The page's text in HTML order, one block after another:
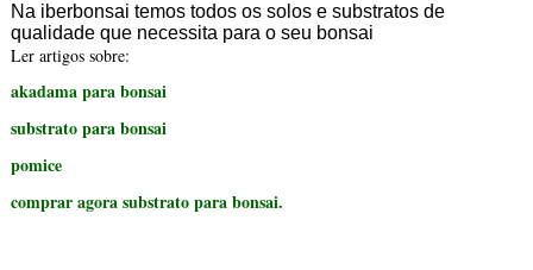
Na iberbonsai temos todos os solos e substratos de
qualidade que necessita para o seu bonsai
Ler artigos sobre:
akadama para bonsai
substrato para bonsai
pomice
comprar agora substrato para bonsai.